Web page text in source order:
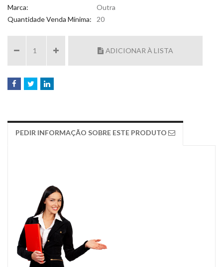
Marca:
Outra
Quantidade Venda Mínima:
20
ADICIONAR À LISTA
PEDIR INFORMAÇÃO SOBRE ESTE PRODUTO